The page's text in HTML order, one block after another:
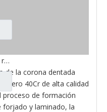
Conjunto diferencial del conjunto reductor principal para repuestos de camiones Ford XSR-470 XST-26-470
de la corona dentada
acero 40Cr de alta calidad
proceso de formación
forjado y laminado, la